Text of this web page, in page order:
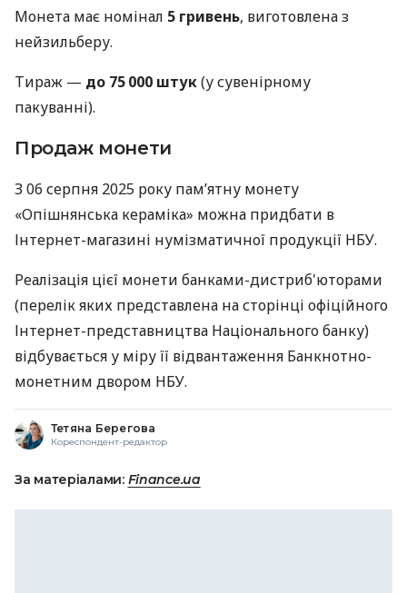
Монета має номінал 5 гривень, виготовлена з
нейзильберу.
Тираж — до 75 000 штук(у сувенірному
пакуванні).
Продаж монети
З 06 серпня 2025 року пам’ятну монету
«Опішнянська кераміка» можна придбати в
Інтернет-магазині нумізматичної продукції НБУ.
Реалізація цієї монети банками-дистриб'юторами
(перелік яких представлена на сторінці офіційного
Інтернет-представництва Національного банку)
відбувається у міру її відвантаження Банкнотно-
монетним двором НБУ.
Тетяна Берегова
Кореспондент-редактор
За матеріалами: Finance.ua